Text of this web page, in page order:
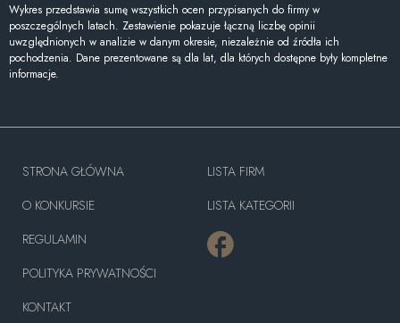
Wykres przedstawia sumę wszystkich ocen przypisanych do firmy w
poszczególnych latach. Zestawienie pokazuje łączną liczbę opinii
uwzględnionych w analizie w danym okresie, niezależnie od źródła ich
pochodzenia. Dane prezentowane są dla lat, dla których dostępne były kompletne
informacje.
STRONA GŁÓWNA
O KONKURSIE
REGULAMIN
POLITYKA PRYWATNOŚCI
KONTAKT
LISTA FIRM
LISTA KATEGORII